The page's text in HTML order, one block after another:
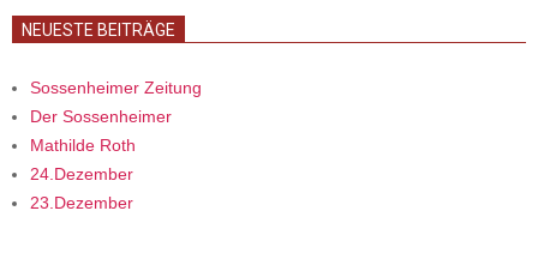
NEUESTE BEITRÄGE
Sossenheimer Zeitung
Der Sossenheimer
Mathilde Roth
24.Dezember
23.Dezember